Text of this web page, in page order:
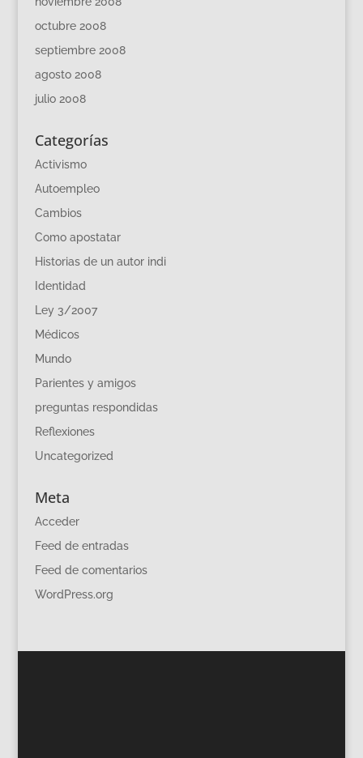
octubre 2008
septiembre 2008
agosto 2008
julio 2008
Categorías
Activismo
Autoempleo
Cambios
Como apostatar
Historias de un autor indi
Identidad
Ley 3/2007
Médicos
Mundo
Parientes y amigos
preguntas respondidas
Reflexiones
Uncategorized
Meta
Acceder
Feed de entradas
Feed de comentarios
WordPress.org